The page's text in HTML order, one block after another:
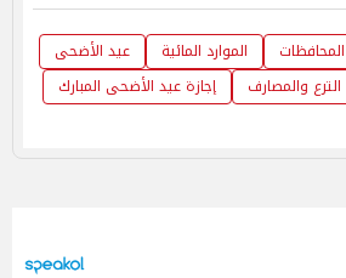
المحافظات الموارد المائية
عيد الأضحى
الترع والمصارف إجازة عيد الأضحى المبارك